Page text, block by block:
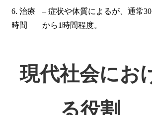
6. 治療
時間
– 症状や体質によるが、通常
から1時間程度。
現代社会にお
る役割